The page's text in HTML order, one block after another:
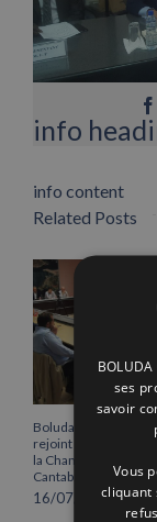
info
info content
Related Posts
Boluda Corporación
rejoint l’Assemblée
la Chambre de
Cantabrie
16/07/2026
ses
savoir
Vous
cliquant